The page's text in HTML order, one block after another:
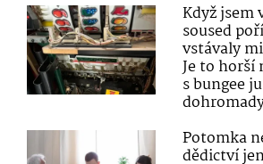
Když jsem
soused
vstávaly
Je to horší
s bungee
Potomka
dědictví